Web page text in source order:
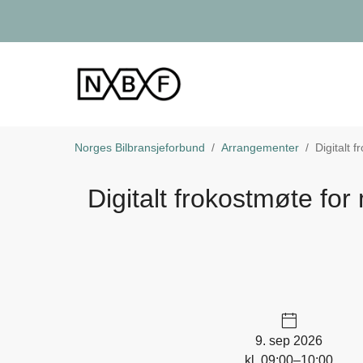
Norges Bilbransjeforbund Arrangementer Digitalt
Digitalt frokostmøte for
9. sep 2026
kl. 09:00–10:00